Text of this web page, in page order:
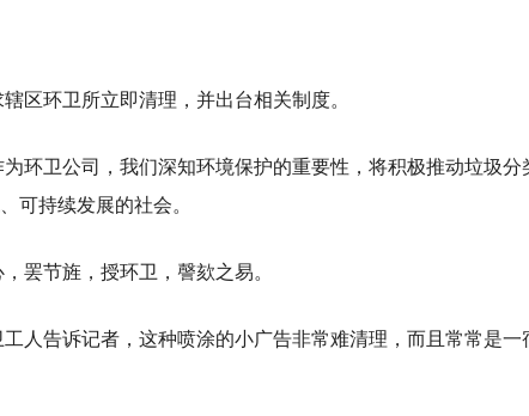
区环卫所立即清理，并出台相关制度。
环卫公司，我们深知环境保护的重要性，将积极推动垃圾分
可持续发展的社会。
罢节旌，授环卫，謦欬之易。
人告诉记者，这种喷涂的小广告非常难清理，而且常常是一